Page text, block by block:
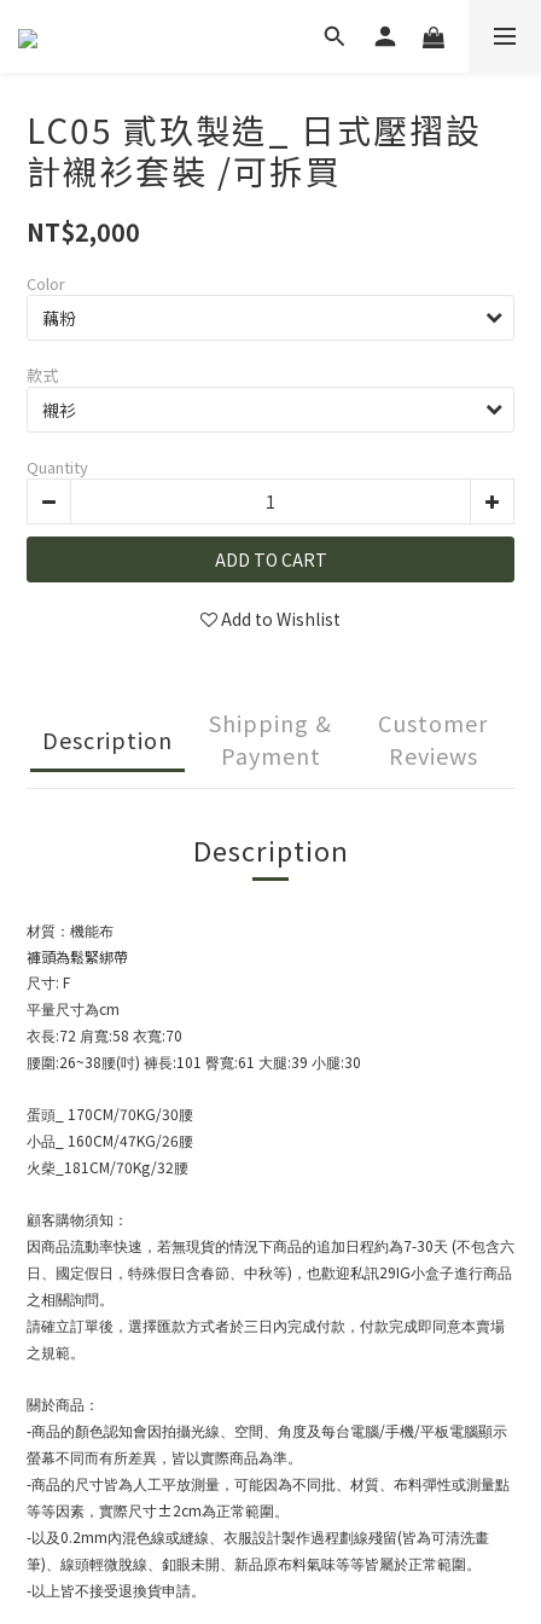
LC05 貳玖製造_ 日式壓摺設
計襯衫套裝 /可拆買
NT$2,000
Color
款式
Quantity
ADD TO CART
Add to Wishlist
Description
Shipping &
Payment
Customer
Reviews
Description
材質：機能布
褲頭為鬆緊綁帶
尺寸: F
平量尺寸為cm
衣長:72 肩寬:58 衣寬:70
腰圍:26~38腰(吋) 褲長:101 臀寬:61 大腿:39 小腿:30
蛋頭 _ 170CM/70KG/30腰
小品 _ 160CM/47KG/26腰
火柴 _181CM/70Kg/32腰
顧客購物須知：
因商品流動率快速，若無現貨的情況下商品的追加日程約為7-30天 (不包含六
日、國定假日，特殊假日含春節、中秋等) ，也歡迎私訊29IG小盒子進行商品
之相關詢問。
請確立訂單後，選擇匯款方式者於三日內完成付款，付款完成即同意本賣場
之規範。
關於商品：
-商品的顏色認知會因拍攝光線、空間、角度及每台電腦/手機/平板電腦顯示
螢幕不同而有所差異，皆以實際商品為準。
-商品的尺寸皆為人工平放測量，可能因為不同批、材質、布料彈性或測量點
等等因素，實際尺寸±2cm為正常範圍。
-以及0.2mm內混色線或縫線、衣服設計製作過程劃線殘留(皆為可清洗畫
筆)、線頭輕微脫線、釦眼未開、新品原布料氣味等等皆屬於正常範圍。
-以上皆不接受退換貨申請。